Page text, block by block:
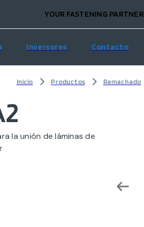
YOUR FASTENING PARTNER
Inversores Contacto
Inicio Productos Remachado
la unión de láminas de